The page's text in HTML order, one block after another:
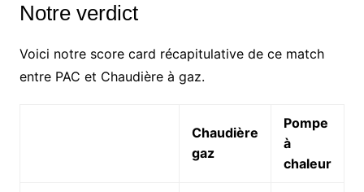
Notre verdict
Voici notre score card récapitulative de ce match
entre PAC et Chaudière à gaz.
Chaudière
gaz
Pompe
à
chaleur